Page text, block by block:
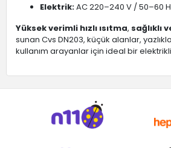
Elektrik:AC 220–240 V / 50–60
Yüksek verimli hızlı ısıtma, sağlıklı
sunan Cvs DN203, küçük alanlar,
kullanım arayanlar için ideal bir